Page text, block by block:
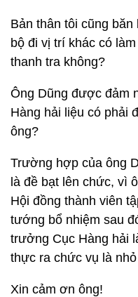
Bản thân tôi cũng
bộ đi vị trí khác có
thanh tra không?
Ông Dũng được đảm
Hàng hải liệu có phải
ông?
Trường hợp của ông
là đề bạt lên chức, vì
Hội đồng thành viên
tướng bổ nhiệm sau
trưởng Cục Hàng hải
thực ra chức vụ là
Xin cảm ơn ông!